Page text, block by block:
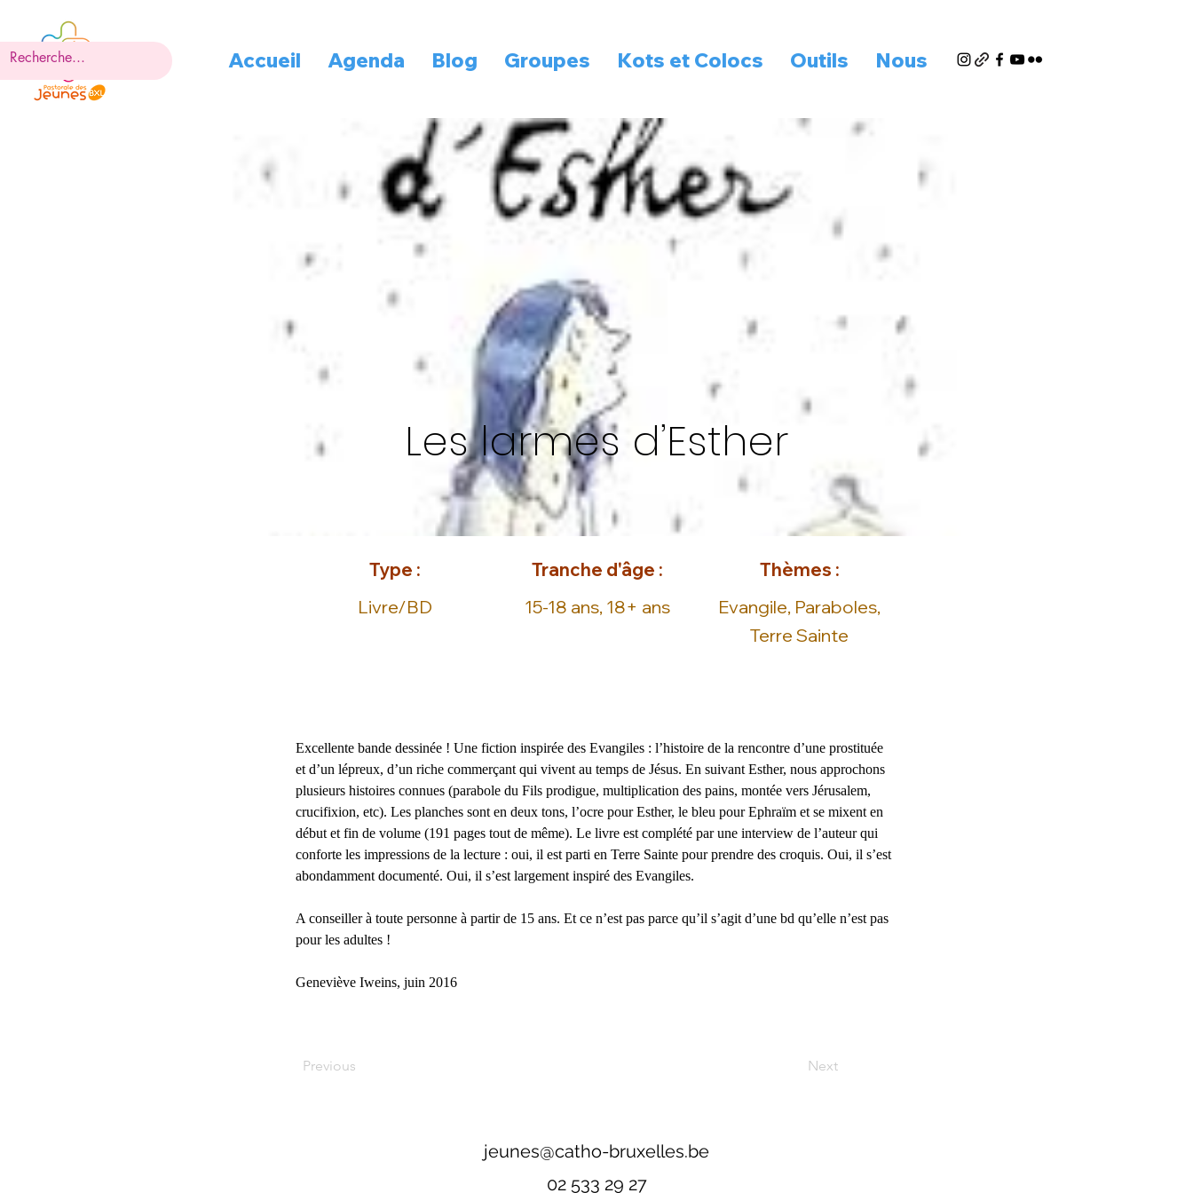
Accueil Agenda Blog Groupes Kots et Colocs Outils Nous
Type : Tranche d'âge : Thèmes :
Les larmes d’Esther
Livre/BD 15-18 ans, 18+ ans
Evangile, Paraboles,
Terre Sainte
Excellente bande dessinée ! Une fiction inspirée des Evangiles : l’histoire de la rencontre d’une prostituée
et d’un lépreux, d’un riche commerçant qui vivent au temps de Jésus. En suivant Esther, nous approchons
plusieurs histoires connues (parabole du Fils prodigue, multiplication des pains, montée vers Jérusalem,
crucifixion, etc). Les planches sont en deux tons, l’ocre pour Esther, le bleu pour Ephraïm et se mixent en
début et fin de volume (191 pages tout de même). Le livre est complété par une interview de l’auteur qui
conforte les impressions de la lecture : oui, il est parti en Terre Sainte pour prendre des croquis. Oui, il s’est
abondamment documenté. Oui, il s’est largement inspiré des Evangiles.
A conseiller à toute personne à partir de 15 ans. Et ce n’est pas parce qu’il s’agit d’une bd qu’elle n’est pas
pour les adultes !
Geneviève Iweins, juin 2016
Previous Next
jeunes@catho-bruxelles.be
02 533 29 27